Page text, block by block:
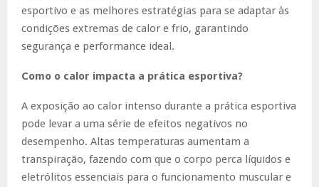
esportivo e as melhores estratégias para se adaptar às
condições extremas de calor e frio, garantindo
segurança e performance ideal.
Como o calor impacta a prática esportiva?
A exposição ao calor intenso durante a prática esportiva
pode levar a uma série de efeitos negativos no
desempenho. Altas temperaturas aumentam a
transpiração, fazendo com que o corpo perca líquidos e
eletrólitos essenciais para o funcionamento muscular e